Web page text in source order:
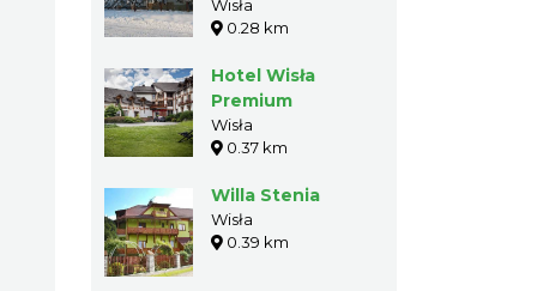
"Potok"
Wisła
0.28 km
Hotel Wisła
Premium
Wisła
0.37 km
Willa Stenia
Wisła
0.39 km